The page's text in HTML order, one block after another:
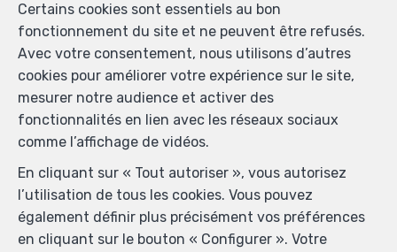
Certains cookies sont essentiels au bon
fonctionnement du site et ne peuvent être refusés.
Avec votre consentement, nous utilisons d’autres
cookies pour améliorer votre expérience sur le site,
mesurer notre audience et activer des
fonctionnalités en lien avec les réseaux sociaux
comme l’affichage de vidéos.
En cliquant sur « Tout autoriser », vous autorisez
l’utilisation de tous les cookies. Vous pouvez
également définir plus précisément vos préférences
en cliquant sur le bouton « Configurer ». Votre